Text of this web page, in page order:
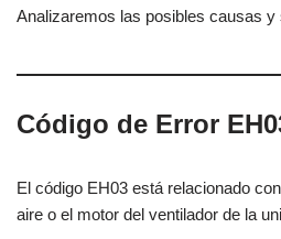
Analizaremos las posibles causas y
Código de Error
El código EH03 está relacionado
aire o el motor del ventilador de la